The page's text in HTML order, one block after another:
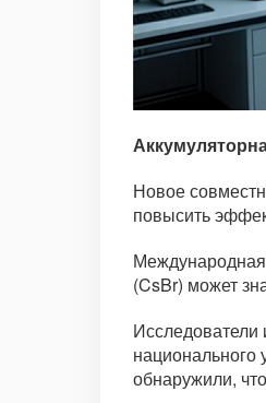
Новое
повысить
(CsBr) может
Исследователи
национального
обнаружили,